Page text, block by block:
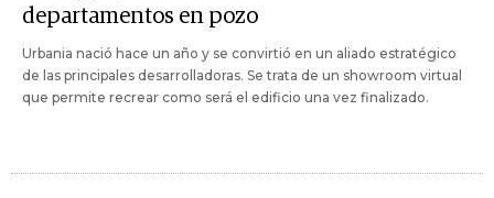
departamentos en pozo
Urbania nació hace un año y se convirtió en un aliado estratégico
de las principales desarrolladoras. Se trata de un showroom virtual
que permite recrear como será el edificio una vez finalizado.